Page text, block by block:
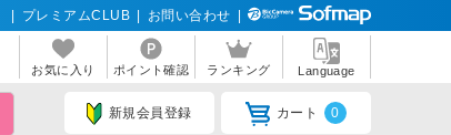
プレミアムCLUB お問い合わせ
お気に入り ポイント確認 ランキング Language
新規会員登録 カート 0